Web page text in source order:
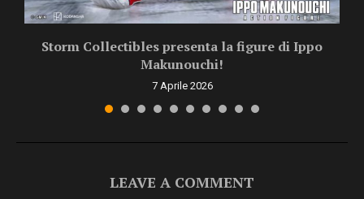
Storm Collectibles presenta la figure di Ippo
Makunouchi!
7 Aprile 2026
LEAVE A COMMENT